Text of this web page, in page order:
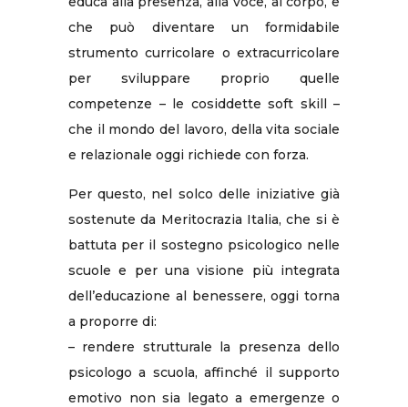
che può diventare un formidabile
strumento curricolare o extracurricolare
per sviluppare proprio quelle
competenze – le cosiddette soft skill –
che il mondo del lavoro, della vita sociale
e relazionale oggi richiede con forza.
Per questo, nel solco delle iniziative già
sostenute da Meritocrazia Italia, che si è
battuta per il sostegno psicologico nelle
scuole e per una visione più integrata
dell’educazione al benessere, oggi torna
a proporre di:
– rendere strutturale la presenza dello
psicologo a scuola, affinché il supporto
emotivo non sia legato a emergenze o